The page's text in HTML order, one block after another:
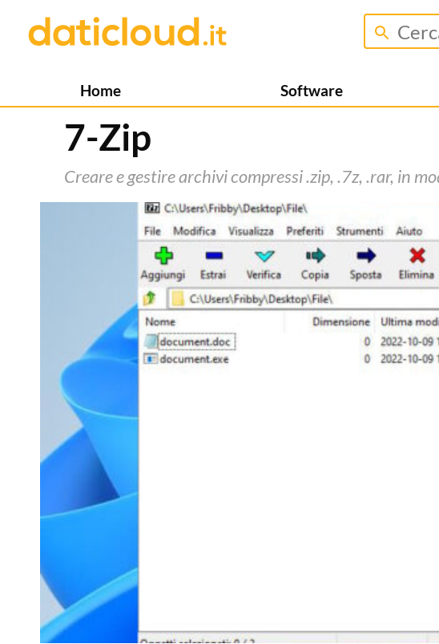
Home Software
7-Zip
Creare e gestire archivi compressi .zip, .7z, .rar, in